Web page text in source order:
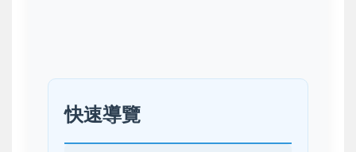
快速導覽